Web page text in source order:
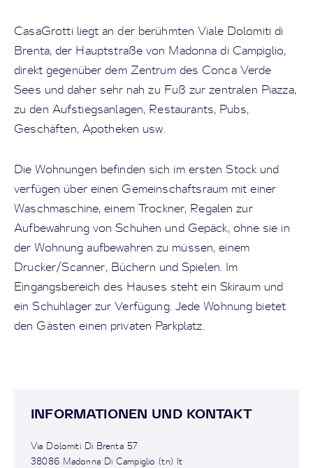
CasaGrotti liegt an der berühmten Viale Dolomiti di
Brenta, der Hauptstraße von Madonna di Campiglio,
direkt gegenüber dem Zentrum des Conca Verde
Sees und daher sehr nah zu Fuß zur zentralen Piazza,
zu den Aufstiegsanlagen, Restaurants, Pubs,
Geschäften, Apotheken usw.
Die Wohnungen befinden sich im ersten Stock und
verfügen über einen Gemeinschaftsraum mit einer
Waschmaschine, einem Trockner, Regalen zur
Aufbewahrung von Schuhen und Gepäck, ohne sie in
der Wohnung aufbewahren zu müssen, einem
Drucker/Scanner, Büchern und Spielen. Im
Eingangsbereich des Hauses steht ein Skiraum und
ein Schuhlager zur Verfügung. Jede Wohnung bietet
den Gästen einen privaten Parkplatz.
INFORMATIONEN UND KONTAKT
Via Dolomiti Di Brenta 57
38086 Madonna Di Campiglio (tn) It